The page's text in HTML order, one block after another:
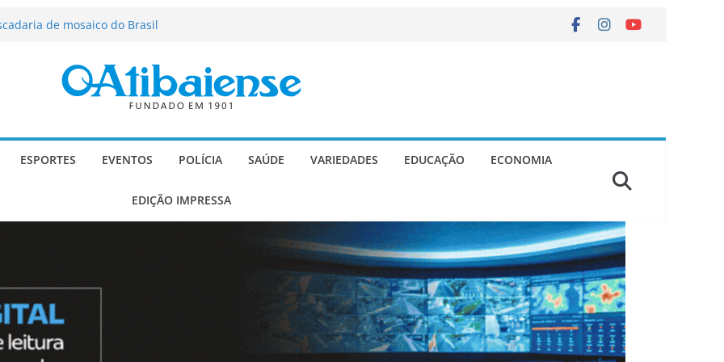
social em Atibaia
de agosto de 2026
e Morango abre programação
ESPORTES EVENTOS POLÍCIA SAÚDE VARIEDADES EDUCAÇÃO ECONOMIA
EDIÇÃO IMPRESSA